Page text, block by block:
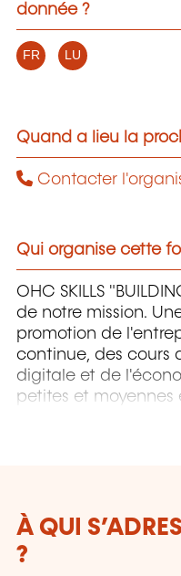
donnée ?
FR LU
Quand a lieu la
Contacter
Qui organise cette
OHC SKILLS
de notre mission.
promotion de
continue, des cours
digitale et de
petites et moyennes
À QUI
?